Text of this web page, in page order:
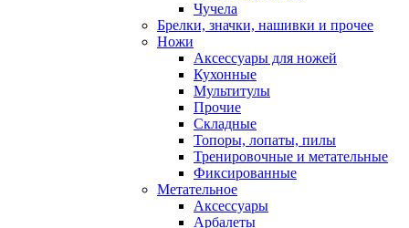
Чучела
Брелки, значки, нашивки и прочее
Ножи
Аксессуары для ножей
Кухонные
Мультитулы
Прочие
Складные
Топоры, лопаты, пилы
Тренировочные и метательные
Фиксированные
Метательное
Аксессуары
Арбалеты